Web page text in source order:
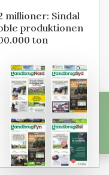
millioner: Sindal
produktionen
ton